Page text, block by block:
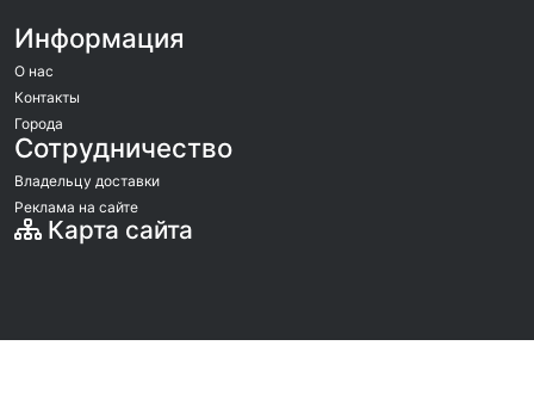
Информация
О нас
Контакты
Города
Сотрудничество
Владельцу доставки
Реклама на сайте
Карта сайта